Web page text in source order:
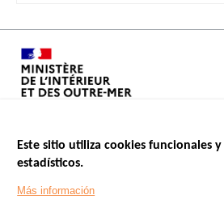
Footer
Este sitio utiliza cookies funcionales
estadísticos.
Más información